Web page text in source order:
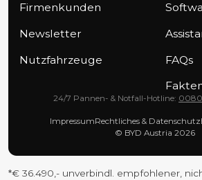
Firmenkunden
Newsletter
Nutzfahrzeuge
FAQs
24/7 Pannen- & Notfall-Hotline:
ImpressumRechtliches & Datenschutz
© BYD Austria 2026
*€ 36.490,- unverbindl. empfohlener,